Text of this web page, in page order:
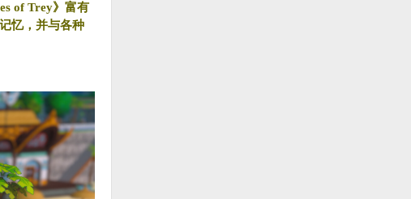
of Trey》富有
忆，并与各种